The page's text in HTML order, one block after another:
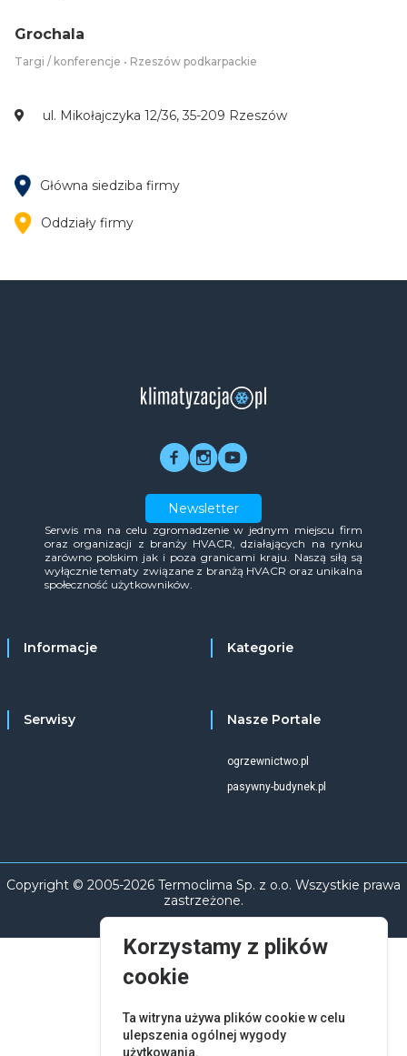
Grochala
Targi / konferencje • Rzeszów podkarpackie
ul. Mikołajczyka 12/36, 35-209 Rzeszów
Główna siedziba firmy
Oddziały firmy
Newsletter
Serwis ma na celu zgromadzenie w jednym miejscu firm
oraz organizacji z branży HVACR, działających na rynku
zarówno polskim jak i poza granicami kraju. Naszą siłą są
wyłącznie tematy związane z branżą HVACR oraz unikalna
społeczność użytkowników.
Informacje Kategorie
Serwisy Nasze Portale
ogrzewnictwo.pl
pasywny-budynek.pl
Copyright © 2005-2026 Termoclima Sp. z o.o. Wszystkie prawa
zastrzeżone.
Korzystamy z plików
cookie
Ta witryna używa plików cookie w celu
ulepszenia ogólnej wygody
użytkowania.